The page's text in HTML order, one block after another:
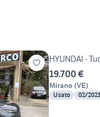
HYUNDAI -
19.700 €
Mirano (VE)
Usato 02/2023